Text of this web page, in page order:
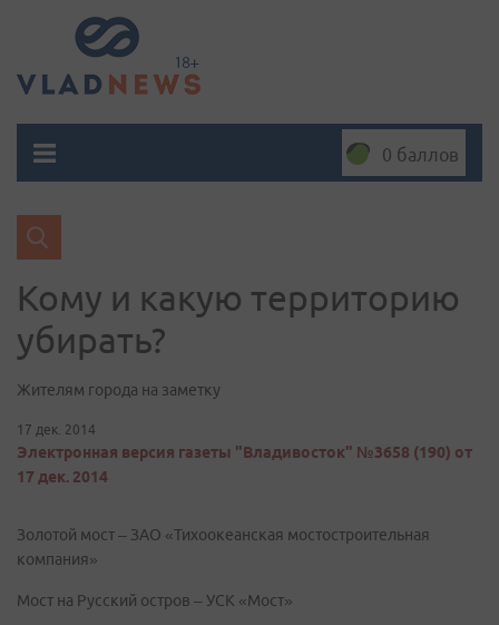
0 баллов
Кому и какую территорию
убирать?
Жителям города на заметку
17 дек. 2014
Электронная версия газеты "Владивосток" №3658 (190) от
17 дек. 2014
Золотой мост – ЗАО «Тихоокеанская мостостроительная
компания»
Мост на Русский остров – УСК «Мост»